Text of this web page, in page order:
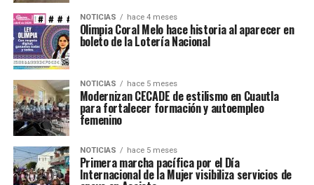
NOTICIAS hace 4 meses
Olimpia Coral Melo hace historia al aparecer en
boleto de la Lotería Nacional
NOTICIAS hace 5 meses
Modernizan CECADE de estilismo en Cuautla
para fortalecer formación y autoempleo
femenino
NOTICIAS hace 5 meses
Primera marcha pacífica por el Día
Internacional de la Mujer visibiliza servicios de